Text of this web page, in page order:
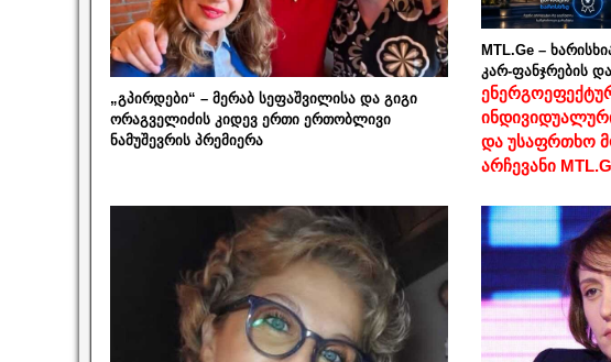
„გპირდები“ – მერაბ სეფაშვილისა და გიგი
ორაგველიძის კიდევ ერთი ერთობლივი
ნამუშევრის პრემიერა
MTL.Ge –
კარ-ფანჯრების
და უსაფრთხო
არჩევანი